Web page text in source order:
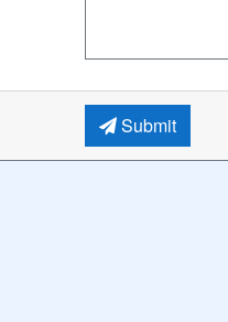
Submit